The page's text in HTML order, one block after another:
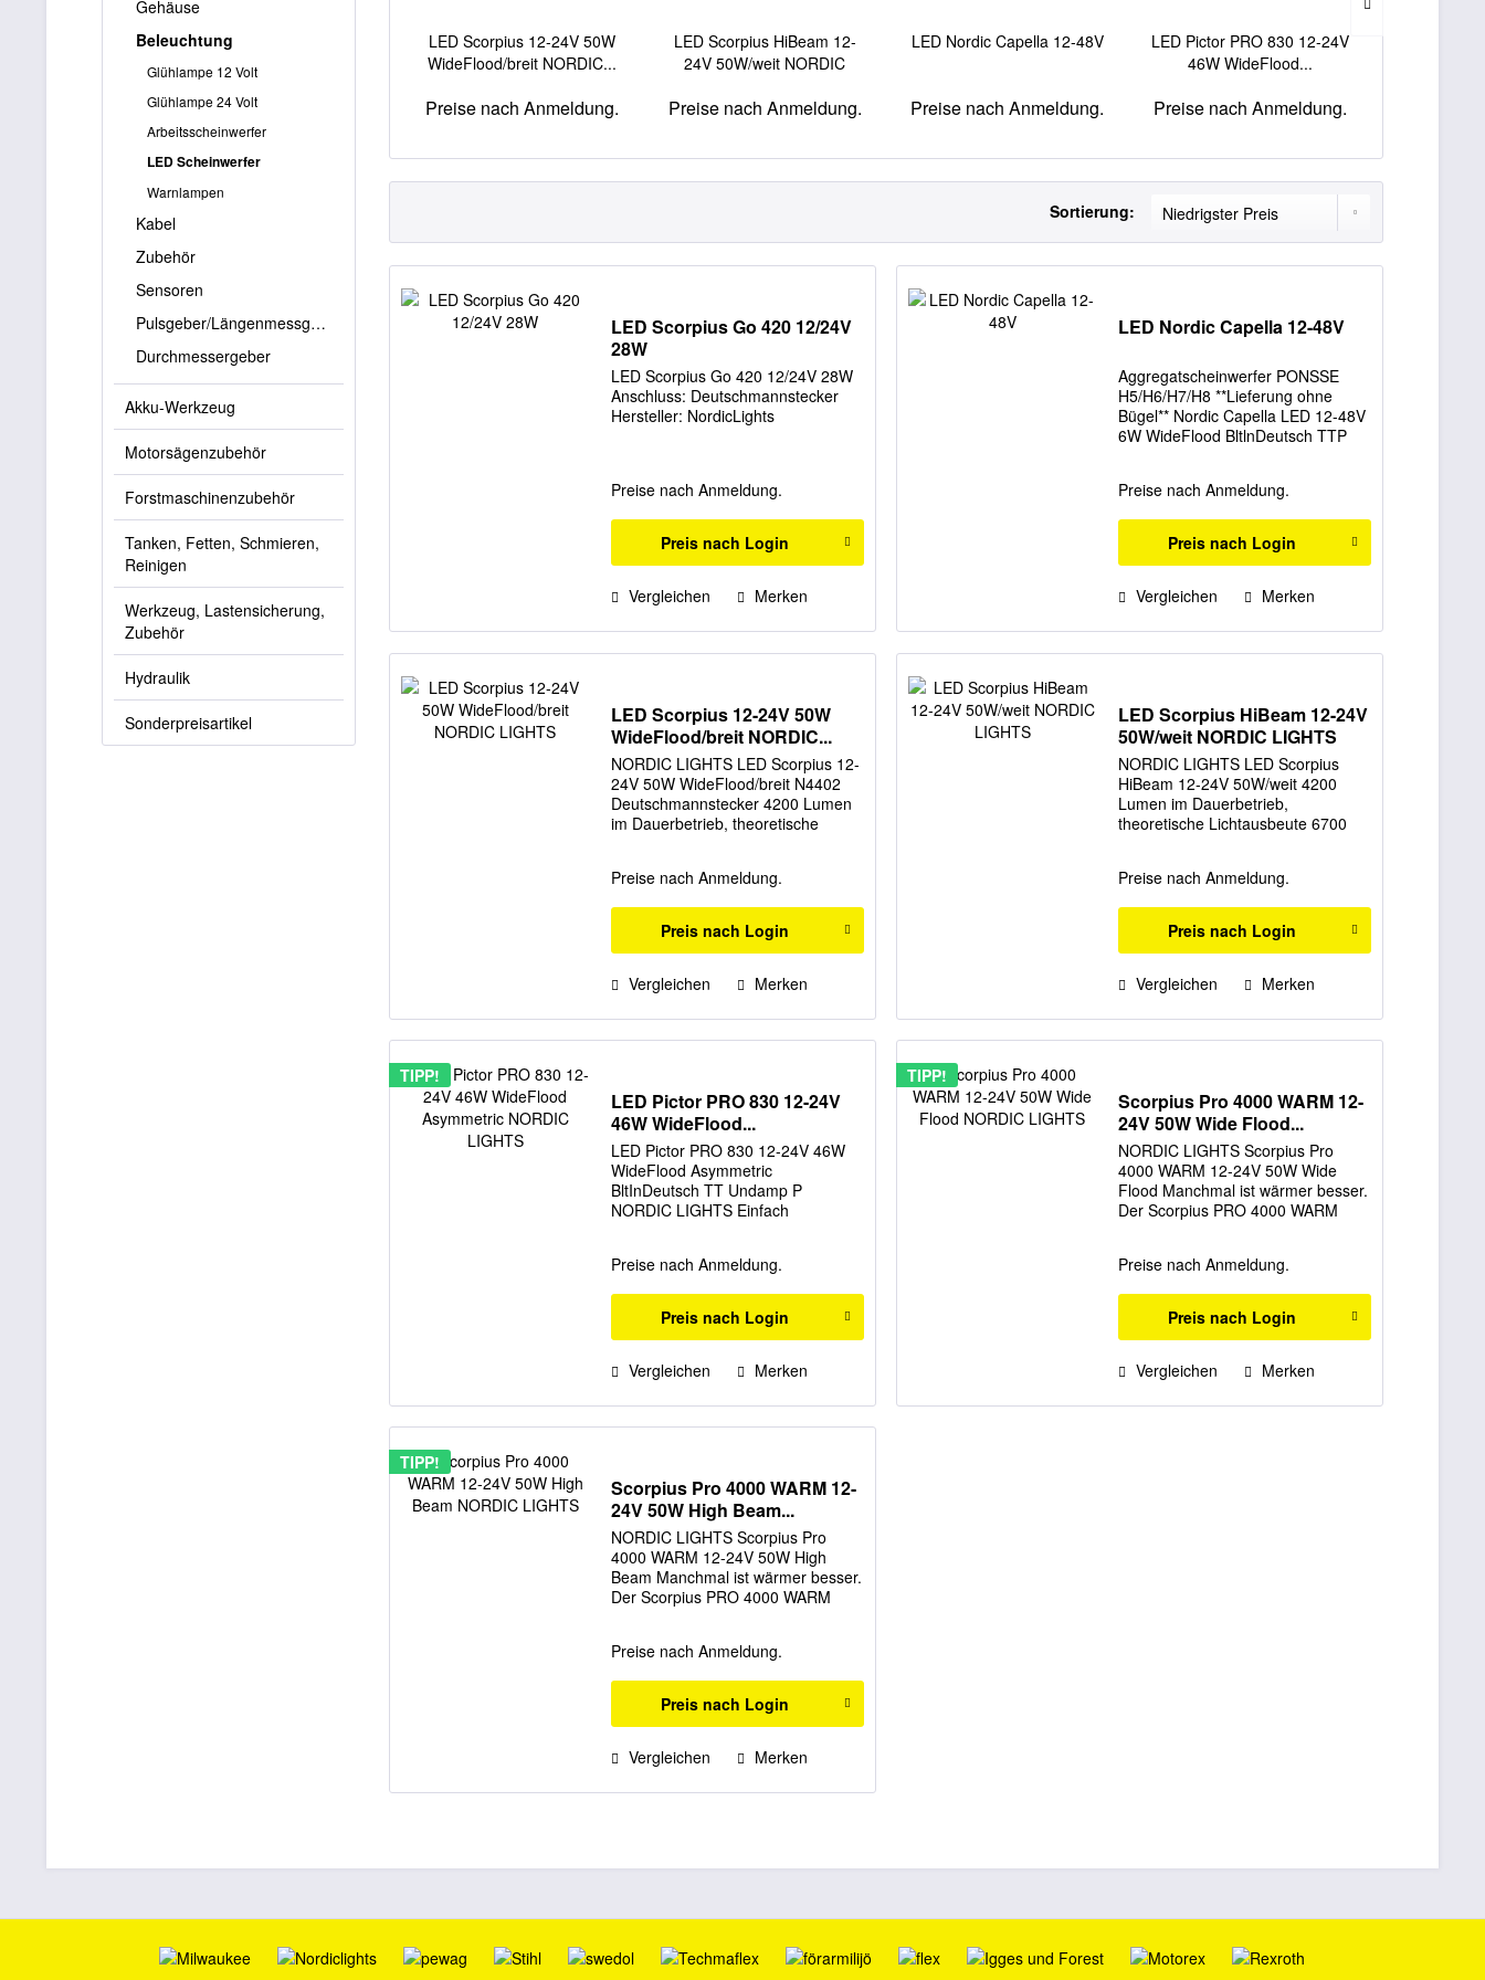
Gehäuse
Beleuchtung
Glühlampe 12 Volt
Glühlampe 24 Volt
Arbeitsscheinwerfer
LED Scheinwerfer
Warnlampen
Kabel
Zubehör
Sensoren
Pulsgeber/Längenmessgeber
Durchmessergeber
Akku-Werkzeug
Motorsägenzubehör
Forstmaschinenzubehör
Tanken, Fetten, Schmieren,
Reinigen
Werkzeug, Lastensicherung,
Zubehör
Hydraulik
Sonderpreisartikel
LED Scorpius 12-24V 50W
WideFlood/breit NORDIC...
Preise nach Anmeldung.
LED Scorpius HiBeam 12-
24V 50W/weit NORDIC
Preise nach Anmeldung.
LED Nordic Capella 12-48V
Preise nach Anmeldung.
LED Pictor PRO 830 12-24V
46W WideFlood...
Preise nach Anmeldung.
Sortierung:
LED Scorpius Go 420 12/24V
28W
LED Scorpius Go 420 12/24V 28W
Anschluss: Deutschmannstecker
Hersteller: NordicLights
Preise nach Anmeldung.
Preis nach Login
Vergleichen Merken
LED Nordic Capella 12-48V
Aggregatscheinwerfer PONSSE
H5/H6/H7/H8 **Lieferung ohne
Bügel** Nordic Capella LED 12-48V
6W WideFlood BltlnDeutsch TTP
kompakt und ist sehr leicht. Diese
Arbeitsleuchte kann an...
Preise nach Anmeldung.
Preis nach Login
Vergleichen Merken
LED Scorpius 12-24V 50W
WideFlood/breit NORDIC...
NORDIC LIGHTS LED Scorpius 12-
24V 50W WideFlood/breit N4402
Deutschmannstecker 4200 Lumen
im Dauerbetrieb, theoretische
Preise nach Anmeldung.
Preis nach Login
Vergleichen Merken
LED Scorpius HiBeam 12-24V
50W/weit NORDIC LIGHTS
NORDIC LIGHTS LED Scorpius
HiBeam 12-24V 50W/weit 4200
Lumen im Dauerbetrieb,
theoretische Lichtausbeute 6700
Preise nach Anmeldung.
Preis nach Login
Vergleichen Merken
TIPP!
LED Pictor PRO 830 12-24V
46W WideFlood...
LED Pictor PRO 830 12-24V 46W
WideFlood Asymmetric
BltInDeutsch TT Undamp P
NORDIC LIGHTS Einfach
des intelligenten Designs des
robusten U-Bügels um 180°
schwenkbar. Der Pictor PRO 830...
Preise nach Anmeldung.
Preis nach Login
Vergleichen Merken
TIPP!
Scorpius Pro 4000 WARM 12-
24V 50W Wide Flood...
NORDIC LIGHTS Scorpius Pro
4000 WARM 12-24V 50W Wide
Flood Manchmal ist wärmer besser.
Der Scorpius PRO 4000 WARM
wärmerem Licht arbeiten möchten.
Zum Vergleich: Alle...
Preise nach Anmeldung.
Preis nach Login
Vergleichen Merken
TIPP!
Scorpius Pro 4000 WARM 12-
24V 50W High Beam...
NORDIC LIGHTS Scorpius Pro
4000 WARM 12-24V 50W High
Beam Manchmal ist wärmer besser.
Der Scorpius PRO 4000 WARM
wärmerem Licht arbeiten möchten.
Zum Vergleich: Alle...
Preise nach Anmeldung.
Preis nach Login
Vergleichen Merken